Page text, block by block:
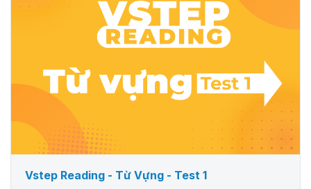
Vstep Reading - Từ Vựng - Test 1